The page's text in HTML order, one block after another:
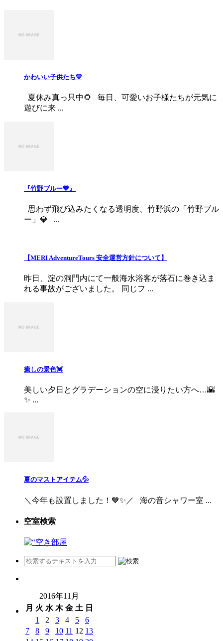
かわいい子供たち💛
夏休み真っ只中🌻 毎日、可愛いお子様たちが元気に
遊びに来 ...
『竹野ブルー💙』
思わず飛び込みたくなる透明度、竹野浜の「竹野ブル
ー」💎 ...
【MERI AdventureTours 安全運営方針について】
昨日、淀の洞門内にて一般海水浴客が落石に巻き込ま
れる事故がございました。 同じフ ...
癒しの景色💓
美しい夕日とグラデーションの空に浸りたい方へ…🌇
✨ ...
夏のマストアイテム💦
＼今年も設置しました！💙✨／ 海の音シャワー室 ...
空室検索
2016年11月
月 火 水 木 金 土 日
1
2 3 4 5
6
7
8 9 10 11 12 13